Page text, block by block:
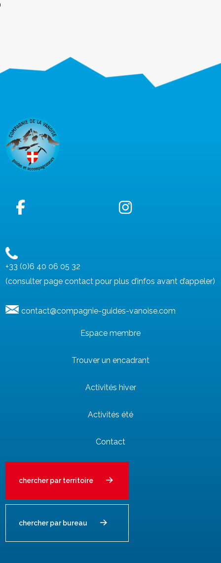
+33 (0)6 40 06 05 32
(consulter page contact pour plus d’infos avant d’appeler)
contact@compagnie-guides-vanoise.com
Espace membre
Trouver un encadrant
Activités hiver
Activités été
Contact
chercher par territoire
chercher par bureau